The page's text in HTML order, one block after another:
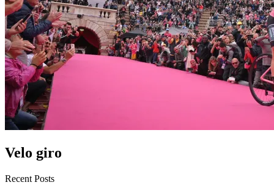
Velo giro
Recent Posts